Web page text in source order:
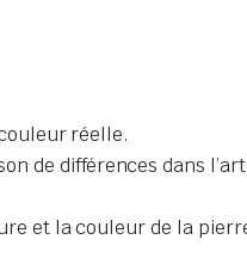
réelle.
de différences dans
et la couleur de la